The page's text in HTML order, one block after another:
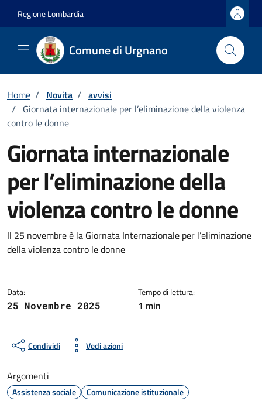
Regione Lombardia
Comune di Urgnano
Home / Novita / avvisi
/ Giornata internazionale per l’eliminazione della violenza
contro le donne
Giornata internazionale
per l’eliminazione della
violenza contro le donne
Dettagli della notizia
Il 25 novembre è la Giornata Internazionale per l’eliminazione
della violenza contro le donne
Data:
25 Novembre 2025
Tempo di lettura:
1 min
Condividi Vedi azioni
Argomenti
Assistenza sociale
Comunicazione istituzionale